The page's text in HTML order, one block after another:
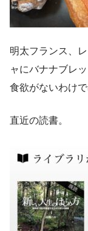
明太フランス、
ャにバナナブレ
食欲がないわけで
直近の読書。